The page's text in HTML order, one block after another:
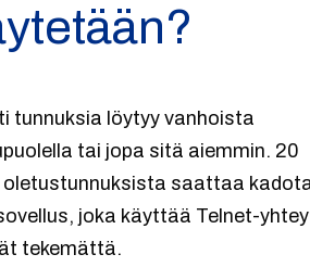
tunnuksia löytyy vanhoista
tai jopa sitä aiemmin. 20
saattaa
joka käyttää Telnet-
tekemättä.